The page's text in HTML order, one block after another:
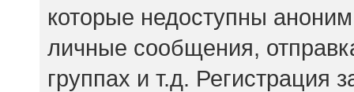
которые недоступны
личные сообщения,
группах и т.д. Регистрация